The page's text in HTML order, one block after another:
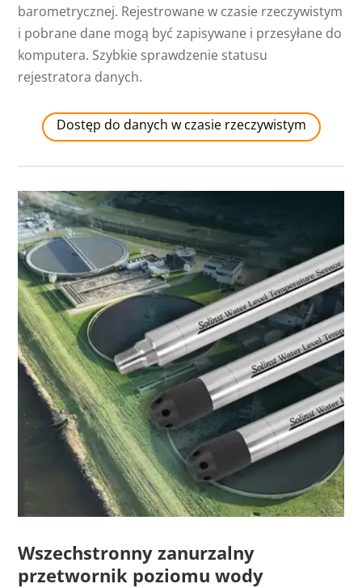
barometrycznej. Rejestrowane w czasie rzeczywistym
i pobrane dane mogą być zapisywane i przesyłane do
komputera. Szybkie sprawdzenie statusu
rejestratora danych.
Dostęp do danych w czasie rzeczywistym
Wszechstronny zanurzalny
przetwornik poziomu wody